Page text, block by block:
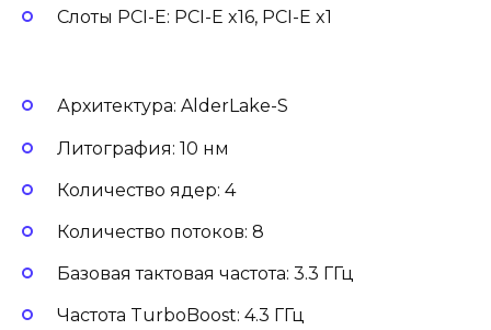
Слоты PCI-E: PCI-E x16, PCI-E x1
Архитектура: AlderLake-S
Литография: 10 нм
Количество ядер: 4
Количество потоков: 8
Базовая тактовая частота: 3.3 ГГц
Частота TurboBoost: 4.3 ГГц